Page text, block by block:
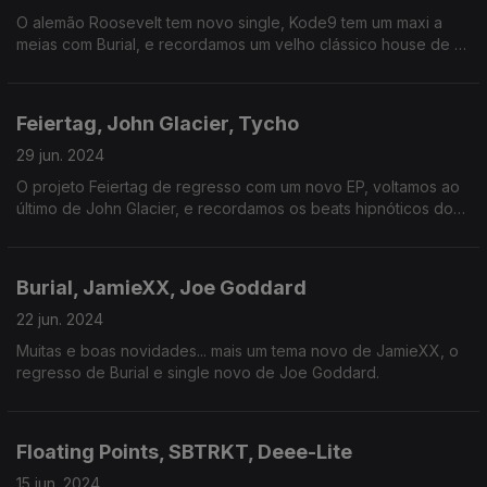
O alemão Roosevelt tem novo single, Kode9 tem um maxi a
meias com Burial, e recordamos um velho clássico house de St
Feiertag, John Glacier, Tycho
29 jun. 2024
O projeto Feiertag de regresso com um novo EP, voltamos ao
último de John Glacier, e recordamos os beats hipnóticos dos
Burial, JamieXX, Joe Goddard
22 jun. 2024
Muitas e boas novidades... mais um tema novo de JamieXX, o
regresso de Burial e single novo de Joe Goddard.
Floating Points, SBTRKT, Deee-Lite
15 jun. 2024